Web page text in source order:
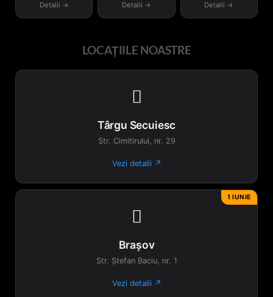
Detalii → Detalii → Detalii →
LOCAȚIILE NOASTRE

Târgu Secuiesc
Str. Cimitirului, nr. 29
Vezi detalii ↗
1 IUNIE

Brașov
Str. Ștefan Baciu, nr. 1
Vezi detalii ↗